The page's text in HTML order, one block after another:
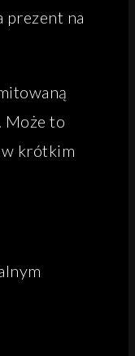
prezent na
Może to
w krótkim